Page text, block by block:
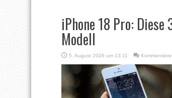
iPhone 18 Pro:
Modell
5. August 2026 um 13:11